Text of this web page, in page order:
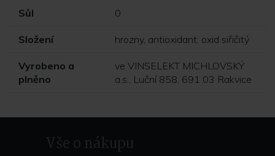
Sůl 0
Složení hrozny, antioxidant: oxid siřičitý
Vyrobeno a
plněno
ve VINSELEKT MICHLOVSKÝ
a.s., Luční 858, 691 03 Rakvice
Vše o nákupu